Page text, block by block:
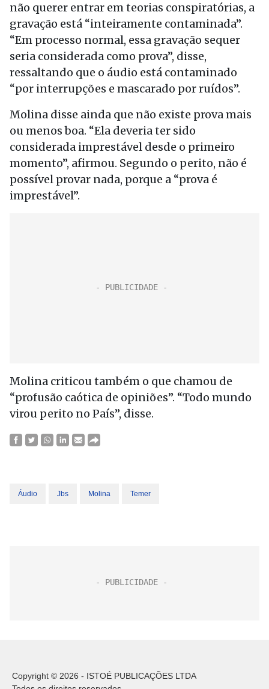
não querer entrar em teorias conspiratórias, a
gravação está “inteiramente contaminada”.
“Em processo normal, essa gravação sequer
seria considerada como prova”, disse,
ressaltando que o áudio está contaminado
“por interrupções e mascarado por ruídos”.
Molina disse ainda que não existe prova mais
ou menos boa. “Ela deveria ter sido
considerada imprestável desde o primeiro
momento”, afirmou. Segundo o perito, não é
possível provar nada, porque a “prova é
imprestável”.
Molina criticou também o que chamou de
“profusão caótica de opiniões”. “Todo mundo
virou perito no País”, disse.
Áudio Jbs Molina Temer
Copyright © 2026 - ISTOÉ PUBLICAÇÕES LTDA